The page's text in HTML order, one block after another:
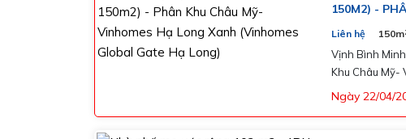
150M2) -
GLOBAL
Liên hệ
Vịnh Bình
Khu Châu Mỹ-
vấn rõ hơn về
Ngày 22/04/